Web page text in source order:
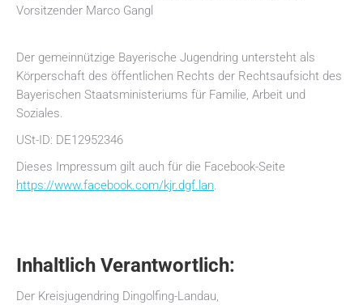
Vorsitzender Marco Gangl
Der gemeinnützige Bayerische Jugendring untersteht als
Körperschaft des öffentlichen Rechts der Rechtsaufsicht des
Bayerischen Staatsministeriums für Familie, Arbeit und
Soziales.
USt-ID: DE12952346
Dieses Impressum gilt auch für die Facebook-Seite
https://www.facebook.com/kjr.dgf.lan
Inhaltlich Verantwortlich:
Der Kreisjugendring Dingolfing-Landau,